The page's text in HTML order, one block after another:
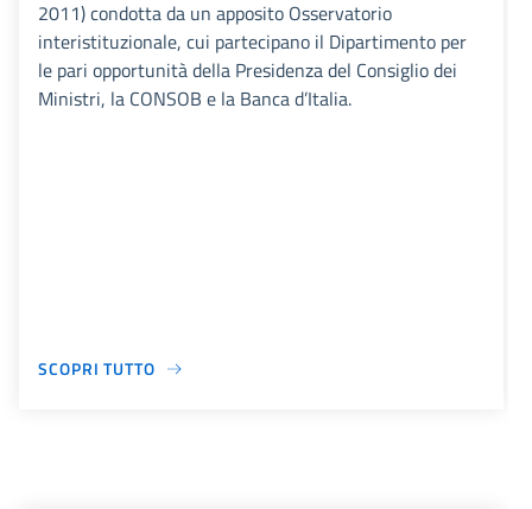
2011) condotta da un apposito Osservatorio
interistituzionale, cui partecipano il Dipartimento per
le pari opportunità della Presidenza del Consiglio dei
Ministri, la CONSOB e la Banca d’Italia.
SCOPRI TUTTO